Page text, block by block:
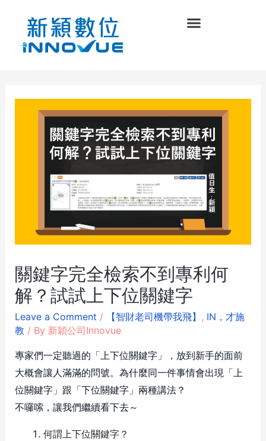
關鍵字完全檢索不到專利何
解？試試上下位關鍵字
Leave a Comment / 【智財老司機帶我飛】 , IN，才施
教 / By 新穎公司Innovue
專家們一定聽過的「上下位關鍵字」，放到新手的面前
大概會讓人滿滿的問號。為什麼同一件事情會出現「上
位關鍵字」跟「下位關鍵字」兩種講法？
不囉嗦，讓我們繼續看下去～
何謂上下位關鍵字？